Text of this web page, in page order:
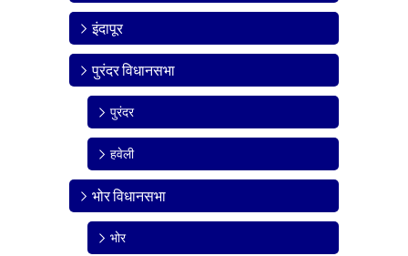
इंदापूर
पुरंदर विधानसभा
पुरंदर
हवेली
भोर विधानसभा
भोर